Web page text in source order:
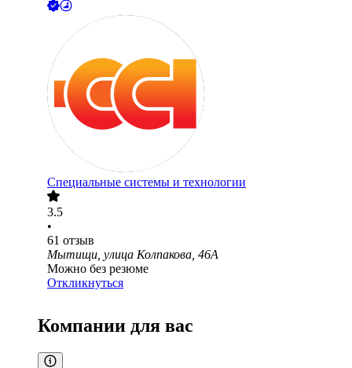
Специальные системы и технологии
3.5
•
61 отзыв
Мытищи, улица Колпакова, 46А
Можно без резюме
Откликнуться
Компании для вас